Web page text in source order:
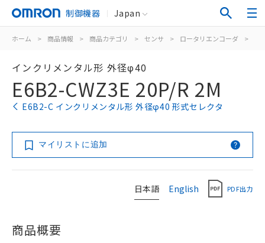
制御機器 Japan
ホーム > 商品情報 > 商品カテゴリ > センサ > ロータリエンコーダ >
インクリメンタル形 外径φ40
E6B2-CWZ3E 20P/R 2M
E6B2-C インクリメンタル形 外径φ40 形式セレクタ
マイリストに追加
日本語 English PDF出力
商品概要